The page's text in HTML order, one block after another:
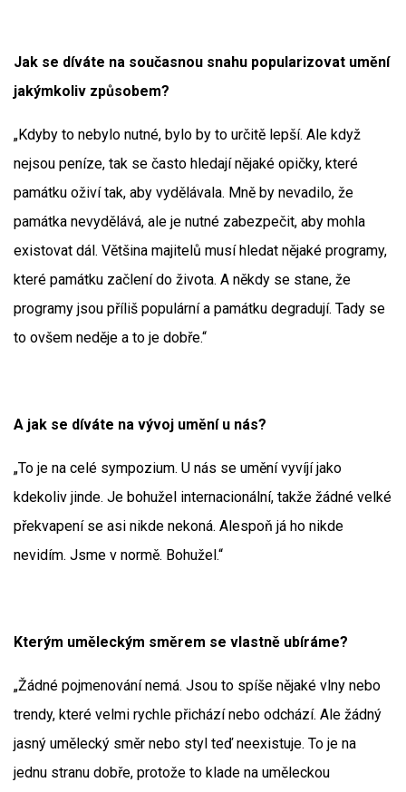
Jak se díváte na současnou snahu popularizovat umění
jakýmkoliv způsobem?
„Kdyby to nebylo nutné, bylo by to určitě lepší. Ale když
nejsou peníze, tak se často hledají nějaké opičky, které
památku oživí tak, aby vydělávala. Mně by nevadilo, že
památka nevydělává, ale je nutné zabezpečit, aby mohla
existovat dál. Většina majitelů musí hledat nějaké programy,
které památku začlení do života. A někdy se stane, že
programy jsou příliš populární a památku degradují. Tady se
to ovšem neděje a to je dobře.“
A jak se díváte na vývoj umění u nás?
„To je na celé sympozium. U nás se umění vyvíjí jako
kdekoliv jinde. Je bohužel internacionální, takže žádné velké
překvapení se asi nikde nekoná. Alespoň já ho nikde
nevidím. Jsme v normě. Bohužel.“
Kterým uměleckým směrem se vlastně ubíráme?
„Žádné pojmenování nemá. Jsou to spíše nějaké vlny nebo
trendy, které velmi rychle přichází nebo odchází. Ale žádný
jasný umělecký směr nebo styl teď neexistuje. To je na
jednu stranu dobře, protože to klade na uměleckou